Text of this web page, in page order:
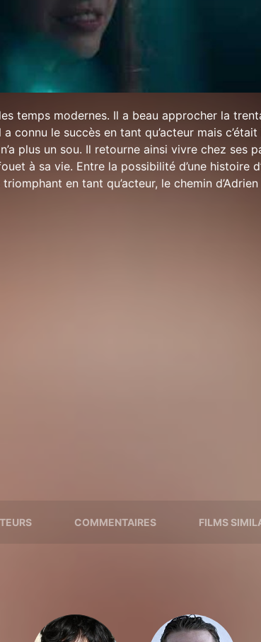
temps modernes. Il a beau approcher la
connu le succès en tant qu’acteur mais
plus un sou. Il retourne ainsi vivre chez ses
à sa vie. Entre la possibilité d’une histoire
triomphant en tant qu’acteur, le chemin
COMMENTAIRES FILMS